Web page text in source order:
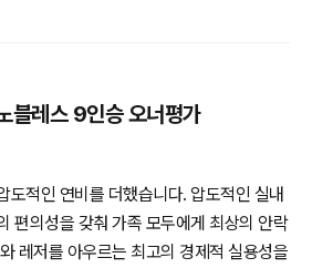
블레스 9인승 오너평가
도적인 연비를 더했습니다. 압도적인 실내
편의성을 갖춰 가족 모두에게 최상의 안락
레저를 아우르는 최고의 경제적 실용성을